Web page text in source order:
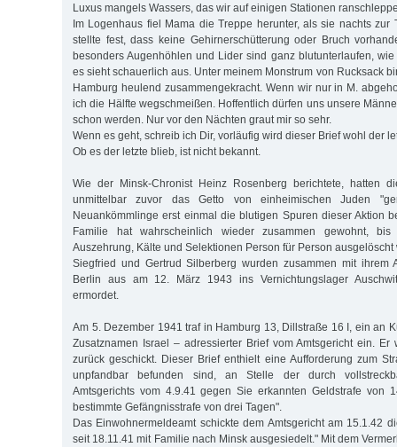
Luxus mangels Wassers, das wir auf einigen Stationen
Im Logenhaus fiel Mama die Treppe herunter, als sie nachts zur
stellte fest, dass keine Gehirnerschütterung oder Bruch
besonders Augenhöhlen und Lider sind ganz blutunterlaufen,
es sieht schauerlich aus. Unter meinem Monstrum von Rucksack
Hamburg heulend zusammengekracht. Wenn wir nur in M.
ich die Hälfte wegschmeißen. Hoffentlich dürfen uns unsere
schon werden. Nur vor den Nächten graut mir so sehr.
Wenn es geht, schreib ich Dir, vorläufig wird dieser Brief wohl der
Ob es der letzte blieb, ist nicht bekannt.
Wie der Minsk-Chronist Heinz Rosenberg berichtete, hatten
unmittelbar zuvor das Getto von einheimischen Juden
Neuankömmlinge erst einmal die blutigen Spuren dieser Aktion
Familie hat wahrscheinlich wieder zusammen gewohnt,
Auszehrung, Kälte und Selektionen Person für Person ausgelöscht
Siegfried und Gertrud Silberberg wurden zusammen mit ihrem
Berlin aus am 12. März 1943 ins Vernichtungslager
ermordet.
Am 5. Dezember 1941 traf in Hamburg 13, Dillstraße 16 I, ein an
Zusatznamen Israel – adressierter Brief vom Amtsgericht ein. Er
zurück geschickt. Dieser Brief enthielt eine Aufforderung zum
unpfandbar befunden sind, an Stelle der durch
Amtsgerichts vom 4.9.41 gegen Sie erkannten Geldstrafe von
bestimmte Gefängnisstrafe von drei Tagen".
Das Einwohnermeldeamt schickte dem Amtsgericht am 15.1.42
seit 18.11.41 mit Familie nach Minsk ausgesiedelt." Mit dem